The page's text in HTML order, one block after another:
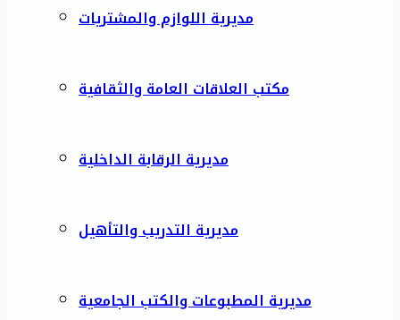
مديرية اللوازم والمشتريات
مكتب العلاقات العامة والثقافية
مديرية الرقابة الداخلية
مديرية التدريب والتأهيل
مديرية المطبوعات والكتب الجامعية